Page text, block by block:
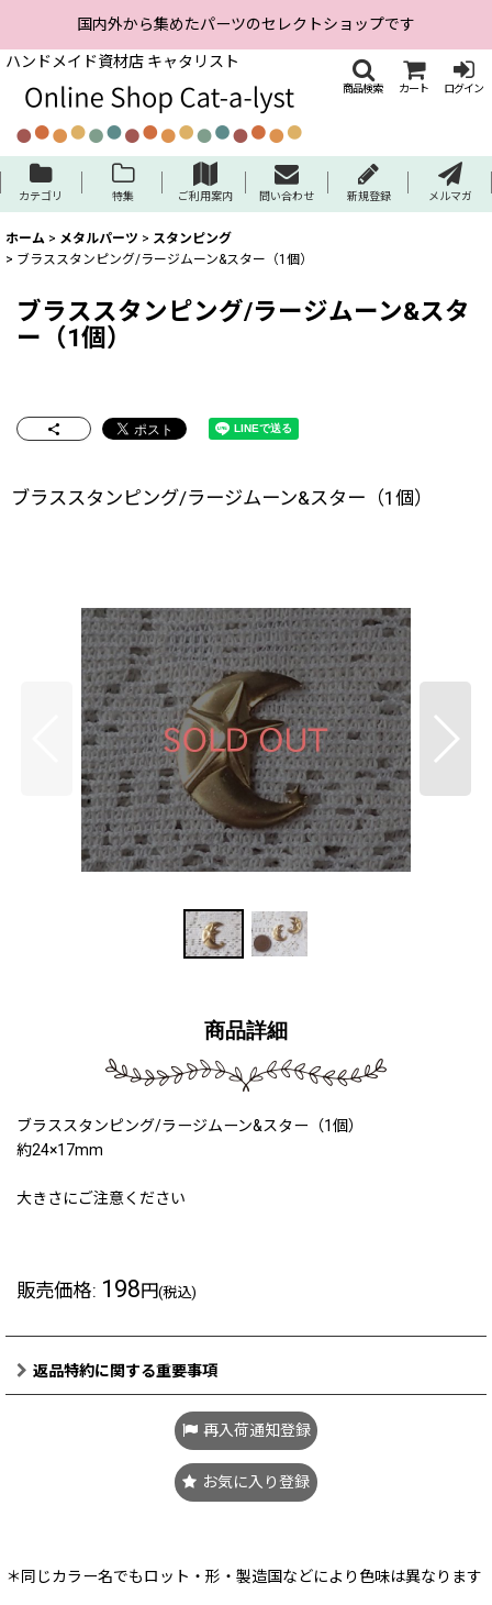
国内外から集めたパーツのセレクトショップです
ハンドメイド資材店 キャタリスト
商品検索 カート ログイン
カテゴリ 特集 ご利用案内 問い合わせ 新規登録 メルマガ
ホーム > メタルパーツ > スタンピング
> ブラススタンピング/ラージムーン&スター（1個）
ブラススタンピング/ラージムーン&スタ
ー（1個）
ブラススタンピング/ラージムーン&スター（1個）
商品詳細
ブラススタンピング/ラージムーン&スター（1個）
約24×17mm
大きさにご注意ください
販売価格: 198円(税込)
返品特約に関する重要事項
再入荷通知登録
お気に入り登録
＊同じカラー名でもロット・形・製造国などにより色味は異なります